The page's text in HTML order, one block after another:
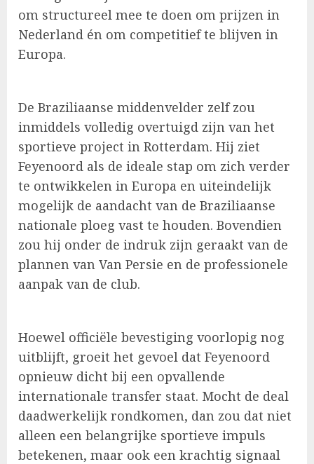
om structureel mee te doen om prijzen in
Nederland én om competitief te blijven in
Europa.
De Braziliaanse middenvelder zelf zou
inmiddels volledig overtuigd zijn van het
sportieve project in Rotterdam. Hij ziet
Feyenoord als de ideale stap om zich verder
te ontwikkelen in Europa en uiteindelijk
mogelijk de aandacht van de Braziliaanse
nationale ploeg vast te houden. Bovendien
zou hij onder de indruk zijn geraakt van de
plannen van Van Persie en de professionele
aanpak van de club.
Hoewel officiële bevestiging voorlopig nog
uitblijft, groeit het gevoel dat Feyenoord
opnieuw dicht bij een opvallende
internationale transfer staat. Mocht de deal
daadwerkelijk rondkomen, dan zou dat niet
alleen een belangrijke sportieve impuls
betekenen, maar ook een krachtig signaal